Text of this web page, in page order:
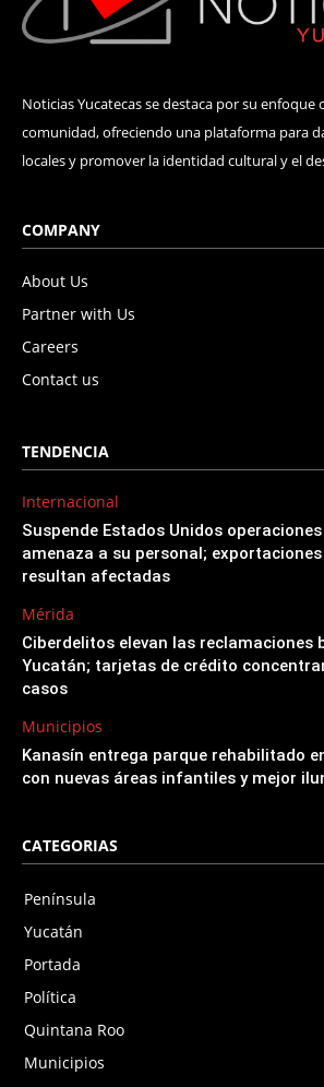
Noticias Yucatecas se destaca por su enfoque
comunidad, ofreciendo una plataforma para
locales y promover la identidad cultural y el
COMPANY
About Us
Partner with Us
Careers
Contact us
TENDENCIA
Internacional
Suspende Estados Unidos
amenaza a su personal;
resultan afectadas
Mérida
Ciberdelitos elevan las reclamaciones
Yucatán; tarjetas de crédito
casos
Municipios
Kanasín entrega parque rehabilitado
con nuevas áreas infantiles y mejor
CATEGORIAS
Península
Yucatán
Portada
Política
Quintana Roo
Municipios